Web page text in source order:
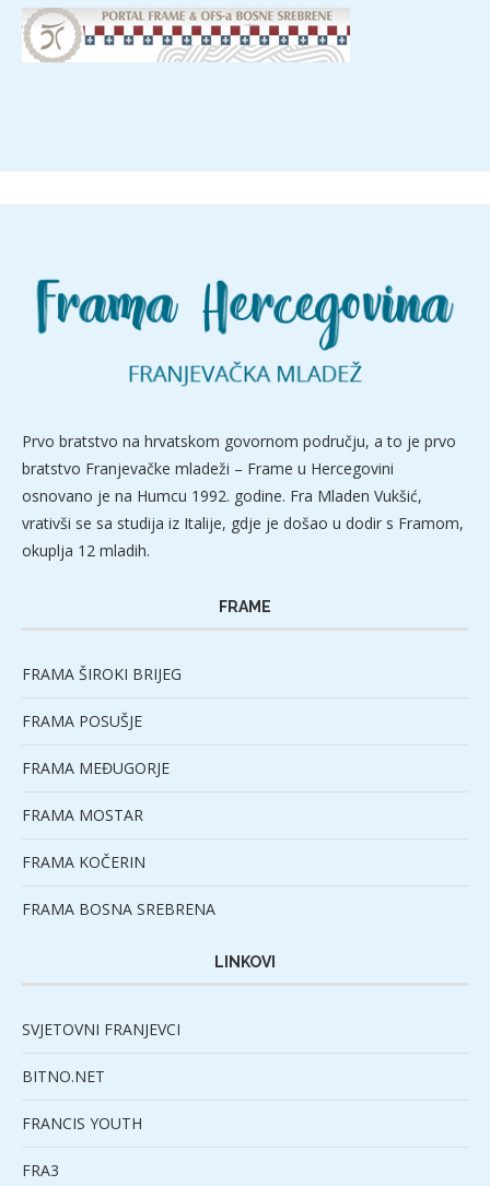
Prvo bratstvo na hrvatskom govornom području, a to je prvo
bratstvo Franjevačke mladeži – Frame u Hercegovini
osnovano je na Humcu 1992. godine. Fra Mladen Vukšić,
vrativši se sa studija iz Italije, gdje je došao u dodir s Framom,
okuplja 12 mladih.
FRAME
FRAMA ŠIROKI BRIJEG
FRAMA POSUŠJE
FRAMA MEĐUGORJE
FRAMA MOSTAR
FRAMA KOČERIN
FRAMA BOSNA SREBRENA
LINKOVI
SVJETOVNI FRANJEVCI
BITNO.NET
FRANCIS YOUTH
FRA3